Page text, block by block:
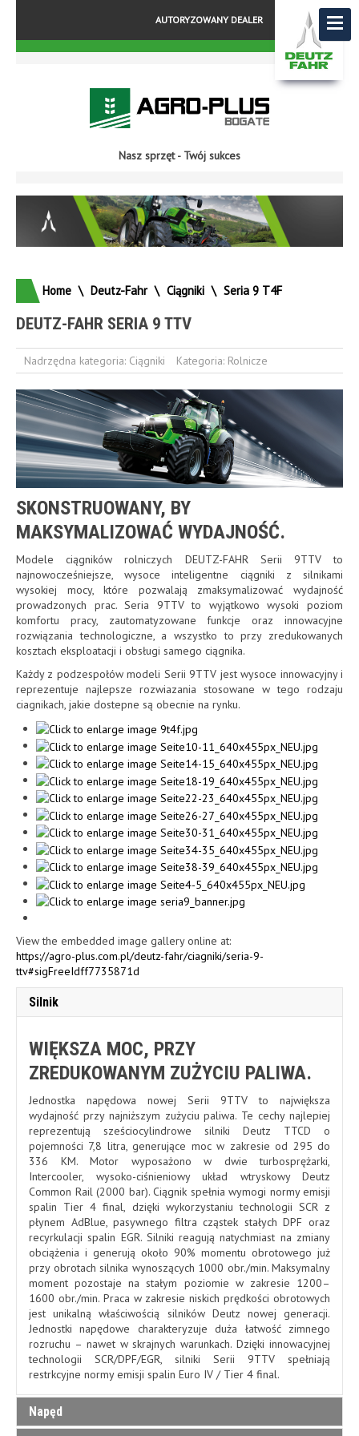
AUTORYZOWANY DEALER
Nasz sprzęt - Twój sukces
Home \ Deutz-Fahr \ Ciągniki \ Seria 9 T4F
DEUTZ-FAHR SERIA 9 TTV
Nadrzędna kategoria: Ciągniki Kategoria: Rolnicze
SKONSTRUOWANY, BY
MAKSYMALIZOWAĆ WYDAJNOŚĆ.
Modele ciągników rolniczych DEUTZ-FAHR Serii 9TTV to
najnowocześniejsze, wysoce inteligentne ciągniki z silnikami
wysokiej mocy, które pozwalają zmaksymalizować wydajność
prowadzonych prac. Seria 9TTV to wyjątkowo wysoki poziom
komfortu pracy, zautomatyzowane funkcje oraz innowacyjne
rozwiązania technologiczne, a wszystko to przy zredukowanych
kosztach eksploatacji i obsługi samego ciągnika.
Każdy z podzespołów modeli Serii 9TTV jest wysoce innowacyjny i
reprezentuje najlepsze rozwiazania stosowane w tego rodzaju
ciagnikach, jakie dostepne są obecnie na rynku.
View the embedded image gallery online at:
https://agro-plus.com.pl/deutz-fahr/ciagniki/seria-9-
ttv#sigFreeIdff7735871d
Silnik
WIĘKSZA MOC, PRZY
ZREDUKOWANYM ZUŻYCIU PALIWA.
Jednostka napędowa nowej Serii 9TTV to największa
wydajność przy najniższym zużyciu paliwa. Te cechy najlepiej
reprezentują sześciocylindrowe silniki Deutz TTCD o
pojemności 7,8 litra, generujące moc w zakresie od 295 do
336 KM. Motor wyposażono w dwie turbosprężarki,
Intercooler, wysoko-ciśnieniowy układ wtryskowy Deutz
Common Rail (2000 bar). Ciągnik spełnia wymogi normy emisji
spalin Tier 4 final, dzięki wykorzystaniu technologii SCR z
płynem AdBlue, pasywnego filtra cząstek stałych DPF oraz
recyrkulacji spalin EGR. Silniki reagują natychmiast na zmiany
obciążenia i generują około 90% momentu obrotowego już
przy obrotach silnika wynoszących 1000 obr./min. Maksymalny
moment pozostaje na stałym poziomie w zakresie 1200–
1600 obr./min. Praca w zakresie niskich prędkości obrotowych
jest unikalną właściwością silników Deutz nowej generacji.
Jednostki napędowe charakteryzuje duża łatwość zimnego
rozruchu – nawet w skrajnych warunkach. Dzięki innowacyjnej
technologii SCR/DPF/EGR, silniki Serii 9TTV spełniają
restrkcyjne normy emisji spalin Euro IV / Tier 4 final.
Napęd